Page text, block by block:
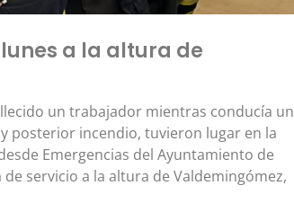
a la altura de
un trabajador mientras conducía un
posterior incendio, tuvieron lugar en la
Emergencias del Ayuntamiento de
servicio a la altura de Valdemingómez,